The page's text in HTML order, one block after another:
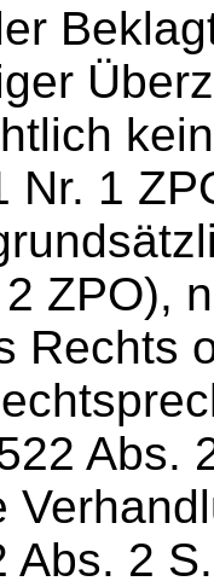
Nr. 1
ZPO),
Rechts
Abs.
Abs. 2